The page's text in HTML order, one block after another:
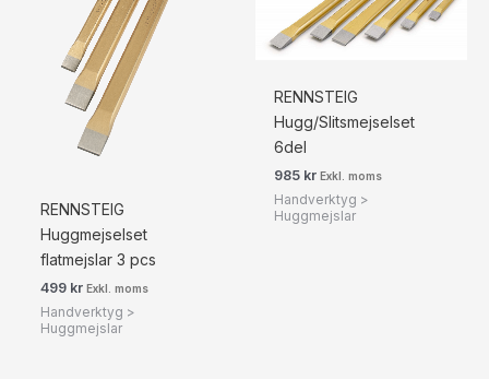
RENNSTEIG
Huggmejselset
flatmejslar 3 pcs
499 kr Exkl. moms
Handverktyg >
Huggmejslar
RENNSTEIG
Hugg/Slitsmejselset
6del
985 kr Exkl. moms
Handverktyg >
Huggmejslar